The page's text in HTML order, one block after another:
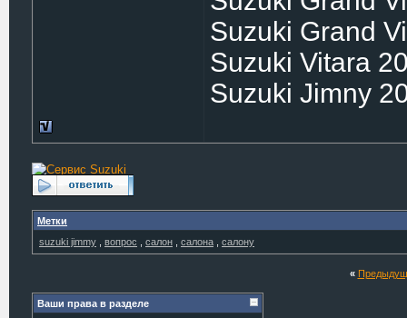
Suzuki Grand
Suzuki Vitara
Suzuki Jimny
Метки
suzuki jimmy
вопрос салон салона салону
«
Ваши права в разделе